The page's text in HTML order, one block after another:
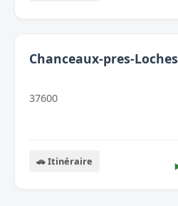
Chanceaux-pres-Loches
37600
🚗 Itinéraire